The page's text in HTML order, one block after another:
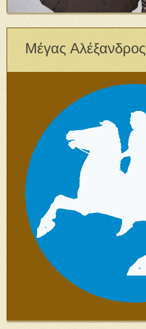
Μέγας Αλέξανδρος